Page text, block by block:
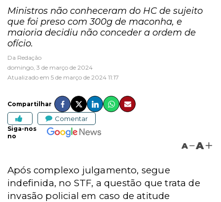
Ministros não conheceram do HC de sujeito
que foi preso com 300g de maconha, e
maioria decidiu não conceder a ordem de
ofício.
Da Redação
domingo, 3 de março de 2024
Atualizado em 5 de março de 2024 11:17
Compartilhar
Comentar
Siga-nos
no
A A
Após complexo julgamento, segue
indefinida, no STF, a questão que trata de
invasão policial em caso de atitude